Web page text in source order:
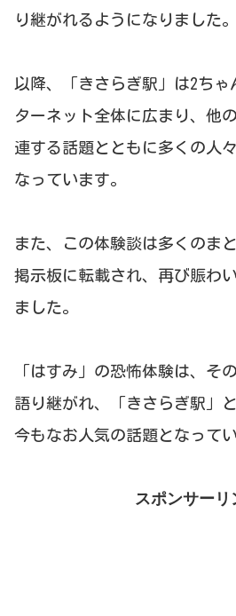
り継がれるようになりました。
以降、「きさらぎ駅」は2ち
ターネット全体に広まり、他
連する話題とともに多くの人
なっています。
また、この体験談は多くのま
掲示板に転載され、再び賑わ
ました。
「はすみ」の恐怖体験は、そ
語り継がれ、「きさらぎ駅」
今もなお人気の話題となってい
スポンサーリ